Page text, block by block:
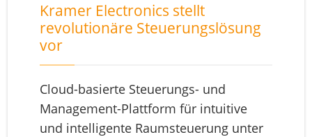
Kramer Electronics stellt
revolutionäre Steuerungslösung
vor
Cloud-basierte Steuerungs- und
Management-Plattform für intuitive
und intelligente Raumsteuerung unter